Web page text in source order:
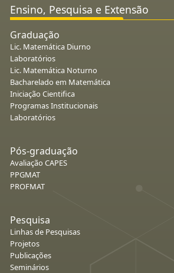
Ensino, Pesquisa e Extensão
Graduação
Lic. Matemática Diurno
Laboratórios
Lic. Matemática Noturno
Bacharelado em Matemática
Iniciação Cientifica
Programas Institucionais
Laboratórios
Pós-graduação
Avaliação CAPES
PPGMAT
PROFMAT
Pesquisa
Linhas de Pesquisas
Projetos
Publicações
Seminários